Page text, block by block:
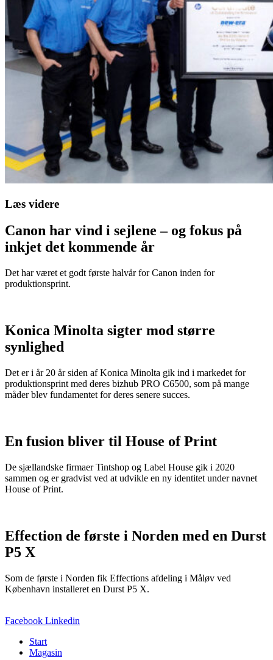
Læs videre
Canon har vind i sejlene – og fokus på
inkjet det kommende år
Det har været et godt første halvår for Canon inden for
produktionsprint.
Konica Minolta sigter mod større
synlighed
Det er i år 20 år siden af Konica Minolta gik ind i markedet for
produktionsprint med deres bizhub PRO C6500, som på mange
måder blev fundamentet for deres senere succes.
En fusion bliver til House of Print
De sjællandske firmaer Tintshop og Label House gik i 2020
sammen og er gradvist ved at udvikle en ny identitet under navnet
House of Print.
Effection de første i Norden med en Durst
P5 X
Som de første i Norden fik Effections afdeling i Måløv ved
København installeret en Durst P5 X.
Facebook Linkedin
Start
Magasin